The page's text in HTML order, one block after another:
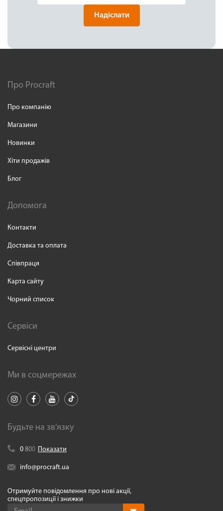
Надіслати
Про Procraft
Про компанію
Магазини
Новинки
Хіти продажів
Блог
Допомога
Контакти
Доставка та оплата
Співпраця
Карта сайту
Чорний список
Сервіси
Сервісні центри
Ми в соцмережах
Будьте на зв'язку
0 800 Показати
info@procraft.ua
Отримуйте повідомлення про нові акції,
спецпропозиції і знижки